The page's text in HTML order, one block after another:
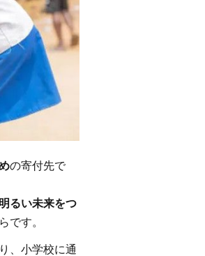
の寄付先で
るい未来をつ
です。
、小学校に通